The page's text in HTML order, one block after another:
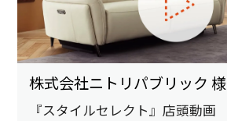
株式会社ニトリパブリック 様
『スタイルセレクト』店頭動画